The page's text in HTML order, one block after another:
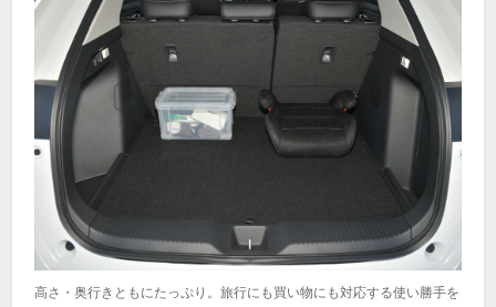
高さ・奥行きともにたっぷり。旅行にも買い物にも対応する使い勝手を